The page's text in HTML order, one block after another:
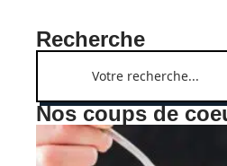
Recherche
Nos coups de